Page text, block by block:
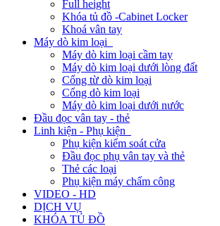
Full height
Khóa tủ đồ -Cabinet Locker
Khoá vân tay
Máy dò kim loại
Máy dò kim loại cầm tay
Máy dò kim loại dưới lòng đất
Cổng từ dò kim loại
Cổng dò kim loại
Máy dò kim loại dưới nước
Đầu đọc vân tay - thẻ
Linh kiện - Phụ kiện
Phụ kiện kiểm soát cửa
Đầu đọc phụ vân tay và thẻ
Thẻ các loại
Phụ kiện máy chấm công
VIDEO - HD
DỊCH VỤ
KHÓA TỦ ĐỒ